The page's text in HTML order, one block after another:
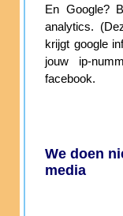
En Google?
analytics.
krijgt google
jouw ip-
facebook.
We doen
media